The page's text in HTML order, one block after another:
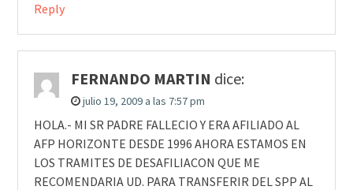
Reply
FERNANDO MARTIN dice:
julio 19, 2009 a las 7:57 pm
HOLA.- MI SR PADRE FALLECIO Y ERA AFILIADO AL
AFP HORIZONTE DESDE 1996 AHORA ESTAMOS EN
LOS TRAMITES DE DESAFILIACON QUE ME
RECOMENDARIA UD. PARA TRANSFERIR DEL SPP AL